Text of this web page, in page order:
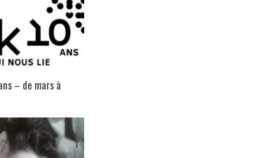
– de mars à